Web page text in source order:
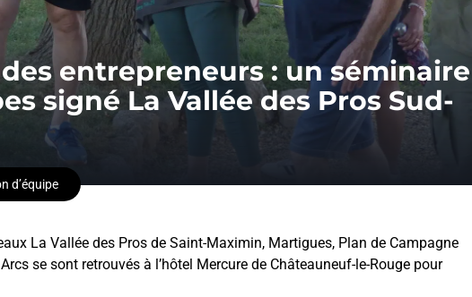
entrepreneurs : un séminaire
signé La Vallée des Pros Sud-
d’équipe
La Vallée des Pros de Saint-Maximin, Martigues, Plan de Campagne
se sont retrouvés à l’hôtel Mercure de Châteauneuf-le-Rouge pour